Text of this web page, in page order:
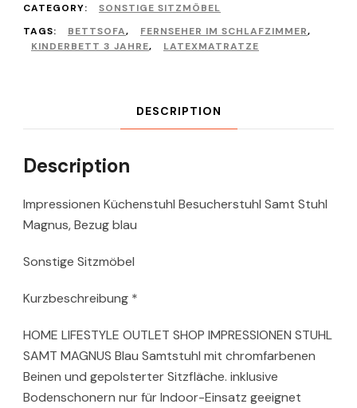
CATEGORY:
SONSTIGE SITZMÖBEL
TAGS:
BETTSOFA, FERNSEHER IM SCHLAFZIMMER,
KINDERBETT 3 JAHRE, LATEXMATRATZE
DESCRIPTION
Description
Impressionen Küchenstuhl Besucherstuhl Samt Stuhl
Magnus, Bezug blau
Sonstige Sitzmöbel
Kurzbeschreibung *
HOME LIFESTYLE OUTLET SHOP IMPRESSIONEN STUHL
SAMT MAGNUS Blau Samtstuhl mit chromfarbenen
Beinen und gepolsterter Sitzfläche. inklusive
Bodenschonern nur für Indoor-Einsatz geeignet